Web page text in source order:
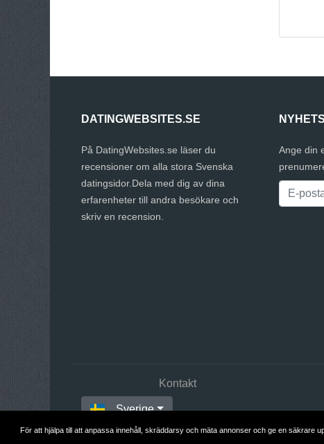
För att hjälpa till att anpassa innehåll, skräddarsy och mäta annonser och ge en säkrare
DATINGWEBSITES.SE
På DatingWebsites.se läser du
recensioner om alla stora Svenska
datingsidor.Dela med dig av dina
erfarenheter till andra besökare och
skriv en recension.
Ange din
Kontakt
Sverige